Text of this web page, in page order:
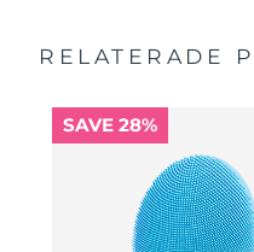
RELATERADE
SAVE 28%